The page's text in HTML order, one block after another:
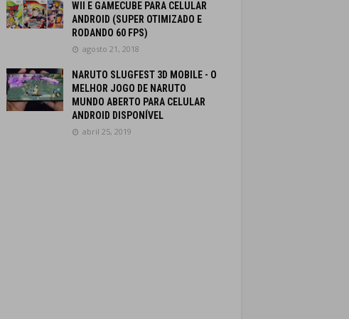
WII E GAMECUBE PARA CELULAR
ANDROID (SUPER OTIMIZADO E
RODANDO 60 FPS)
agosto 21, 2018
NARUTO SLUGFEST 3D MOBILE - O
MELHOR JOGO DE NARUTO
MUNDO ABERTO PARA CELULAR
ANDROID DISPONÍVEL
abril 25, 2019